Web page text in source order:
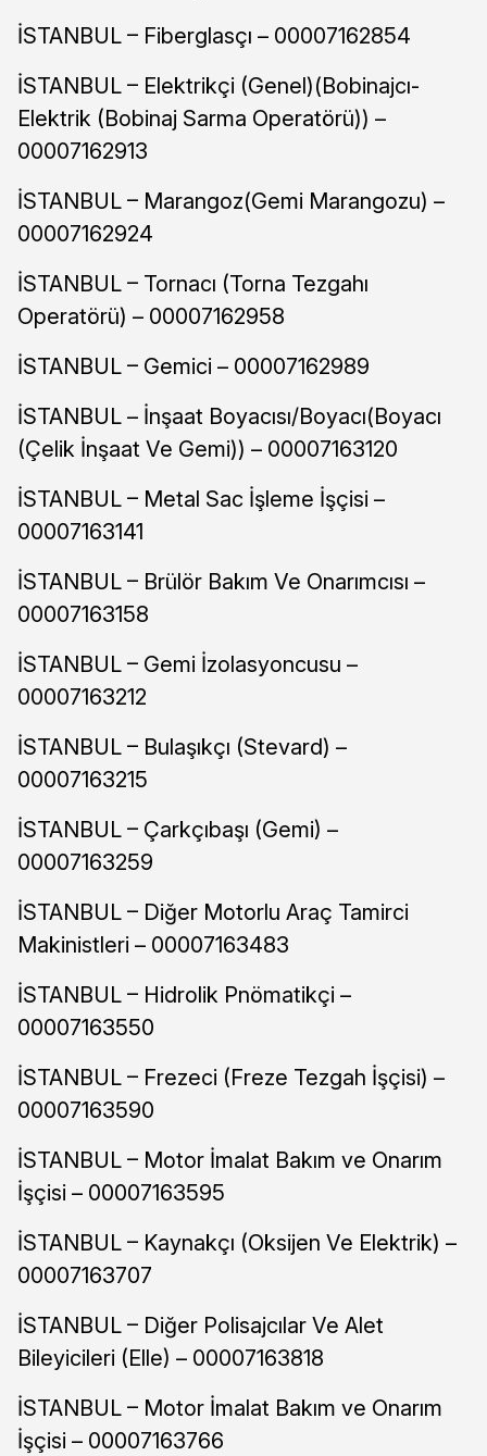
İSTANBUL – Fiberglasçı – 00007162854
İSTANBUL – Elektrikçi (Genel)(Bobinajcı-
Elektrik (Bobinaj Sarma Operatörü)) –
00007162913
İSTANBUL – Marangoz(Gemi Marangozu) –
00007162924
İSTANBUL – Tornacı (Torna Tezgahı
Operatörü) – 00007162958
İSTANBUL – Gemici – 00007162989
İSTANBUL – İnşaat Boyacısı/Boyacı(Boyacı
(Çelik İnşaat Ve Gemi)) – 00007163120
İSTANBUL – Metal Sac İşleme İşçisi –
00007163141
İSTANBUL – Brülör Bakım Ve Onarımcısı –
00007163158
İSTANBUL – Gemi İzolasyoncusu –
00007163212
İSTANBUL – Bulaşıkçı (Stevard) –
00007163215
İSTANBUL – Çarkçıbaşı (Gemi) –
00007163259
İSTANBUL – Diğer Motorlu Araç Tamirci
Makinistleri – 00007163483
İSTANBUL – Hidrolik Pnömatikçi –
00007163550
İSTANBUL – Frezeci (Freze Tezgah İşçisi) –
00007163590
İSTANBUL – Motor İmalat Bakım ve Onarım
İşçisi – 00007163595
İSTANBUL – Kaynakçı (Oksijen Ve Elektrik) –
00007163707
İSTANBUL – Diğer Polisajcılar Ve Alet
Bileyicileri (Elle) – 00007163818
İSTANBUL – Motor İmalat Bakım ve Onarım
İşçisi – 00007163766